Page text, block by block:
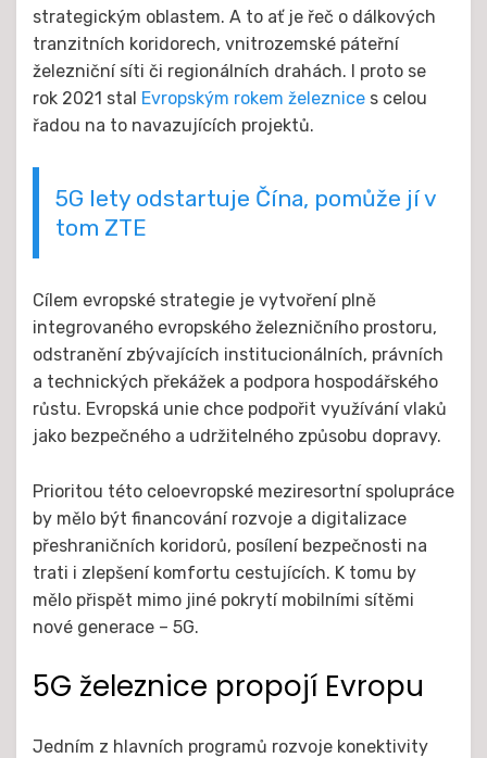
strategickým oblastem. A to ať je řeč o dálkových
tranzitních koridorech, vnitrozemské páteřní
železniční síti či regionálních drahách. I proto se
rok 2021 stal Evropským rokem železnice s celou
řadou na to navazujících projektů.
5G lety odstartuje Čína, pomůže jí v
tom ZTE
Cílem evropské strategie je vytvoření plně
integrovaného evropského železničního prostoru,
odstranění zbývajících institucionálních, právních
a technických překážek a podpora hospodářského
růstu. Evropská unie chce podpořit využívání vlaků
jako bezpečného a udržitelného způsobu dopravy.
Prioritou této celoevropské meziresortní spolupráce
by mělo být financování rozvoje a digitalizace
přeshraničních koridorů, posílení bezpečnosti na
trati i zlepšení komfortu cestujících. K tomu by
mělo přispět mimo jiné pokrytí mobilními sítěmi
nové generace – 5G.
5G železnice propojí Evropu
Jedním z hlavních programů rozvoje konektivity